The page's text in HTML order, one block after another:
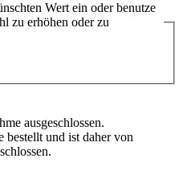
Wert ein oder benutze
zu erhöhen oder zu
ausgeschlossen.
und ist daher von